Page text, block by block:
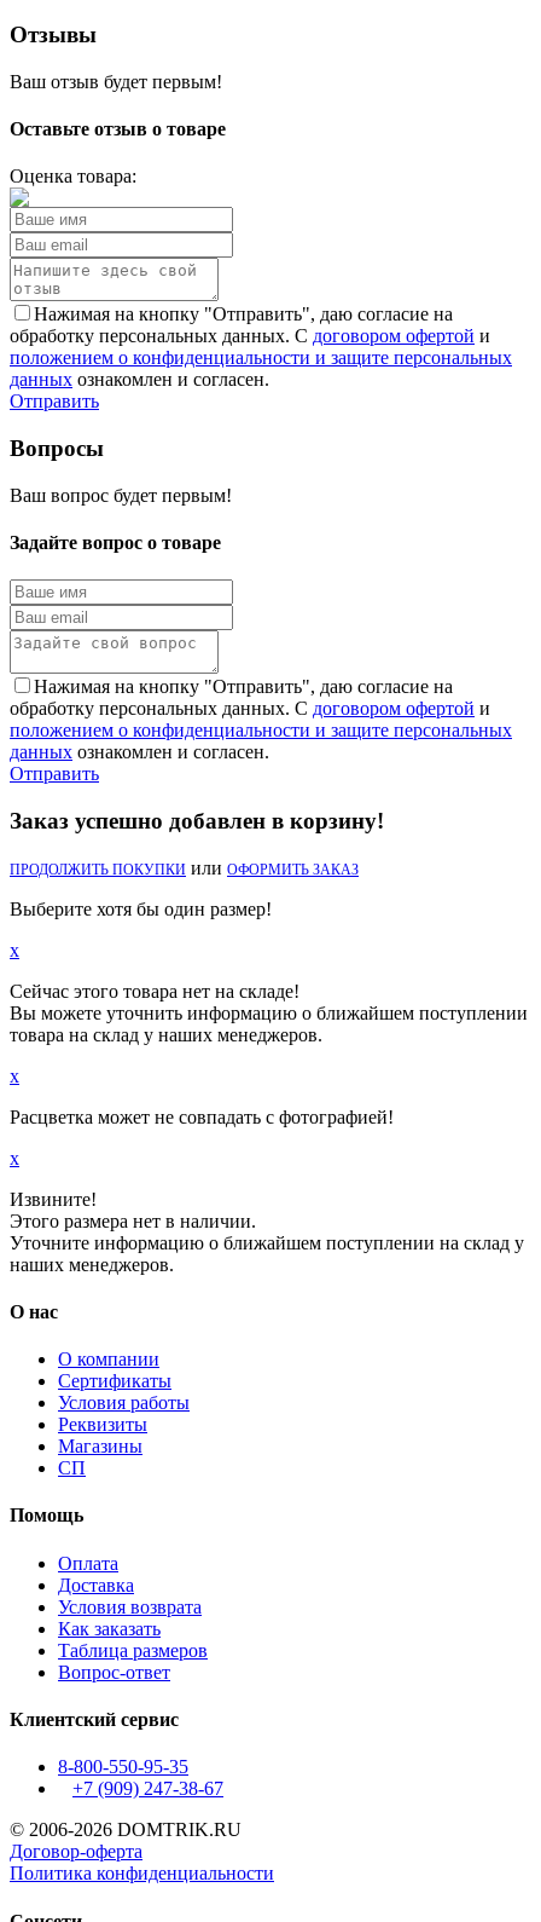
Отзывы
Ваш отзыв будет первым!
Оставьте отзыв о товаре
Оценка товара:
Нажимая на кнопку "Отправить", даю согласие на
обработку персональных данных. С договором офертой и
положением о конфиденциальности и защите персональных
данных ознакомлен и согласен.
Отправить
Вопросы
Ваш вопрос будет первым!
Задайте вопрос о товаре
Нажимая на кнопку "Отправить", даю согласие на
обработку персональных данных. С договором офертой и
положением о конфиденциальности и защите персональных
данных ознакомлен и согласен.
Отправить
Заказ успешно добавлен в корзину!
ПРОДОЛЖИТЬ ПОКУПКИ или ОФОРМИТЬ ЗАКАЗ
Выберите хотя бы один размер!
x
Сейчас этого товара нет на складе!
Вы можете уточнить информацию о ближайшем поступлении
товара на склад у наших менеджеров.
x
Расцветка может не совпадать с фотографией!
x
Извините!
Этого размера нет в наличии.
Уточните информацию о ближайшем поступлении на склад у
наших менеджеров.
О нас
О компании
Сертификаты
Условия работы
Реквизиты
Магазины
СП
Помощь
Оплата
Доставка
Условия возврата
Как заказать
Таблица размеров
Вопрос-ответ
Клиентский сервис
8-800-550-95-35
+7 (909) 247-38-67
© 2006-2026 DOMTRIK.RU
Договор-оферта
Политика конфиденциальности